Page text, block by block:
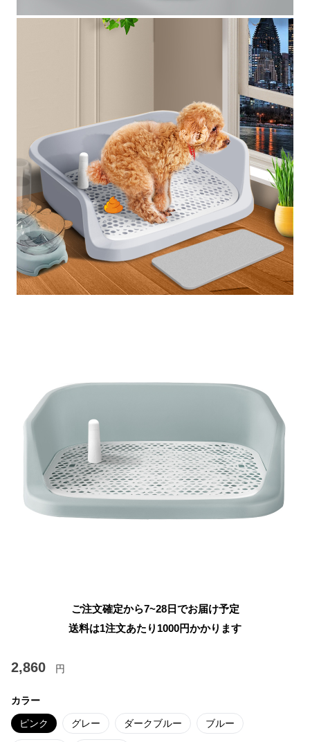
ご注文確定から7~28日でお届け予定
送料は1注文あたり 1000円かかります
2,860 円
カラー
ピンク グレー ダークブルー ブルー